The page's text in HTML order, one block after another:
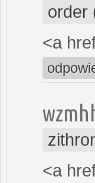
order
<a
<a